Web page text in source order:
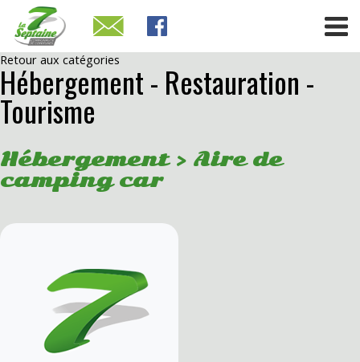
Retour aux catégories
Hébergement - Restauration -
Tourisme
Hébergement > Aire de
camping car